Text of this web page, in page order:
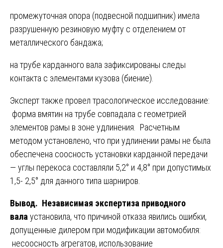
промежуточная опора (подвесной подшипник) имела
разрушенную резиновую муфту с отделением от
металлического бандажа;
на трубе карданного вала зафиксированы следы
контакта с элементами кузова (биение).
Эксперт также провел трасологическое исследование:
форма вмятин на трубе совпадала с геометрией
элементов рамы в зоне удлинения. Расчетным
методом установлено, что при удлинении рамы не была
обеспечена соосность установки карданной передачи
— углы перекоса составляли 5,2° и 4,8° при допустимых
1,5- 2,5° для данного типа шарниров.
Вывод. Независимая экспертиза приводного
вала установила, что причиной отказа явились ошибки,
допущенные дилером при модификации автомобиля:
несоосность агрегатов, использование